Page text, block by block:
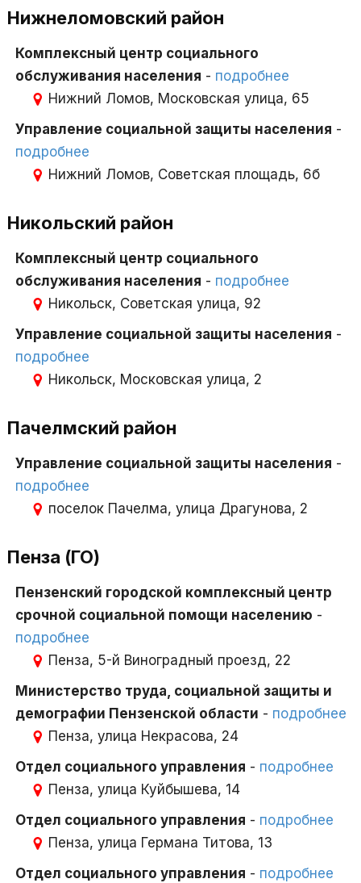
Нижнеломовский район
Комплексный центр социального
обслуживания населения - подробнее
Нижний Ломов, Московская улица, 65
Управление социальной защиты населения -
подробнее
Нижний Ломов, Советская площадь, 6б
Никольский район
Комплексный центр социального
обслуживания населения - подробнее
Никольск, Советская улица, 92
Управление социальной защиты населения -
подробнее
Никольск, Московская улица, 2
Пачелмский район
Управление социальной защиты населения -
подробнее
поселок Пачелма, улица Драгунова, 2
Пенза (ГО)
Пензенский городской комплексный центр
срочной социальной помощи населению -
подробнее
Пенза, 5-й Виноградный проезд, 22
Министерство труда, социальной защиты и
демографии Пензенской области - подробнее
Пенза, улица Некрасова, 24
Отдел социального управления - подробнее
Пенза, улица Куйбышева, 14
Отдел социального управления - подробнее
Пенза, улица Германа Титова, 13
Отдел социального управления - подробнее